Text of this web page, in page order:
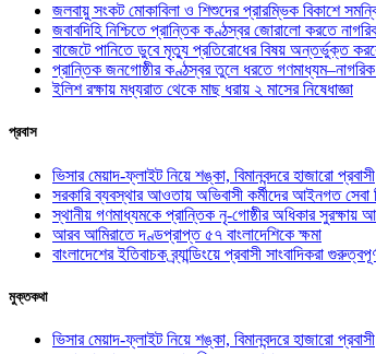
জলবায়ু সংকট মোকাবিলা ও শিশুদের প্রারম্ভিক বিকাশে
জবাবদিহি নিশ্চিতে প্রান্তিক কণ্ঠস্বর জোরালো করতে
বাজেটে পানিতে ডুবে মৃত্যু প্রতিরোধের বিষয় অন্তর্ভুক্ত
প্রান্তিক জনগোষ্ঠীর কণ্ঠস্বর তুলে ধরতে
ইলিশ রক্ষায় মধ্যরাত থেকে মাছ ধরায় ২ মাসের নিষেধাজ্ঞা
প্রবাস
ভিসার মেয়াদ-ফ্লাইট নিয়ে শঙ্কা, বিমানবন্দরে হাজারো প্রবাসী
সরকারি ব্যবস্থার আওতায় অভিবাসী কর্মীদের আইনগত
স্থানীয় গণমাধ্যমকে প্রান্তিক নৃ-গোষ্ঠীর অধিকার
আরব আমিরাতে দণ্ডপ্রাপ্ত ৫৭ বাংলাদেশিকে ক্ষমা
বাংলাদেশের ইতিবাচক ব্র্যান্ডিংয়ে প্রবাসী সাংবাদিকরা
মুক্তকথা
ভিসার মেয়াদ-ফ্লাইট নিয়ে শঙ্কা, বিমানবন্দরে হাজারো প্রবাসী